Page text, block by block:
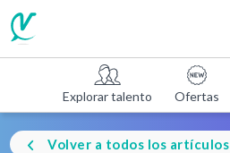
Explorar talento Ofertas
Volver a todos los artículos